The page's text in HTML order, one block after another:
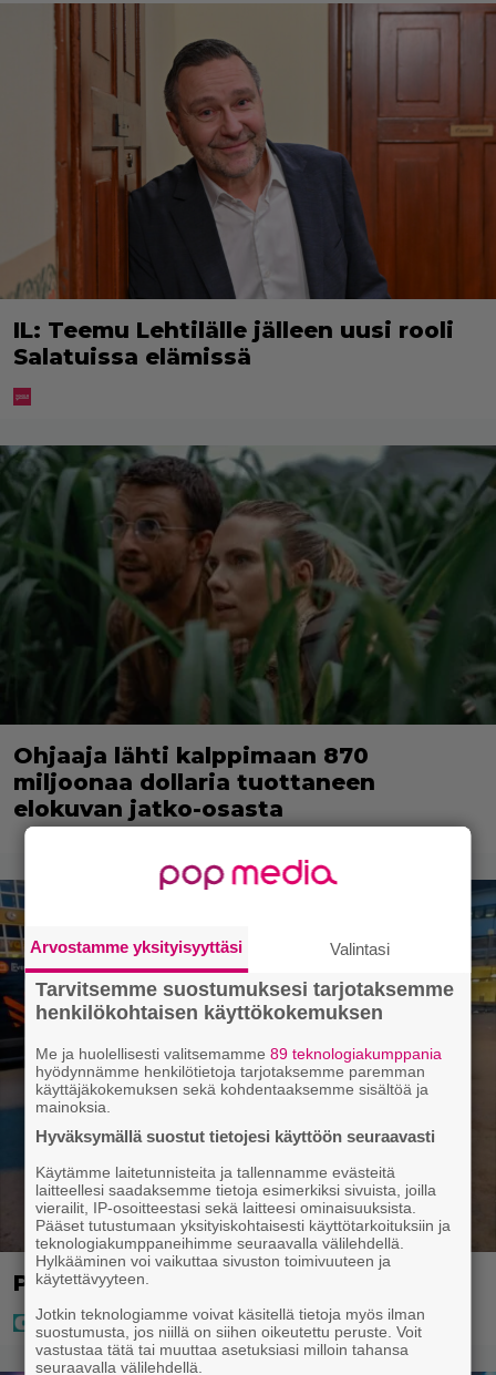
IL: Teemu Lehtilälle jälleen uusi rooli
Salatuissa elämissä
Ohjaaja lähti kalppimaan 870
miljoonaa dollaria tuottaneen
elokuvan jatko-osasta
Poliisi teki surullisen löydön Lohjalla
Arvostamme yksityisyyttäsi Valintasi
Tarvitsemme suostumuksesi tarjotaksemme
henkilökohtaisen käyttökokemuksen
Me ja huolellisesti valitsemamme89 teknologiakumppania
hyödynnämme henkilötietoja tarjotaksemme paremman
käyttäjäkokemuksen sekä kohdentaaksemme sisältöä ja
mainoksia.
Hyväksymällä suostut tietojesi käyttöön seuraavasti
Käytämme laitetunnisteita ja tallennamme evästeitä
laitteellesi saadaksemme tietoja esimerkiksi sivuista, joilla
vierailit, IP-osoitteestasi sekä laitteesi ominaisuuksista.
Pääset tutustumaan yksityiskohtaisesti käyttötarkoituksiin ja
teknologiakumppaneihimme seuraavalla välilehdellä.
Hylkääminen voi vaikuttaa sivuston toimivuuteen ja
käytettävyyteen.
Jotkin teknologiamme voivat käsitellä tietoja myös ilman
suostumusta, jos niillä on siihen oikeutettu peruste. Voit
vastustaa tätä tai muuttaa asetuksiasi milloin tahansa
seuraavalla välilehdellä.